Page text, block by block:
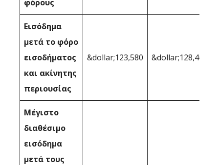
φόρους
Εισόδημα
μετά το φόρο
εισοδήματος
και ακίνητης
περιουσίας
&dollar;123,580 &dollar;128,407
Μέγιστο
διαθέσιμο
εισόδημα
μετά τους